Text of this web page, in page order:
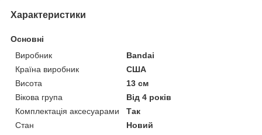
Характеристики
Основні
Виробник
Bandai
Країна виробник
США
Висота
13 см
Вікова група
Від 4 років
Комплектація аксесуарами
Так
Стан
Новий